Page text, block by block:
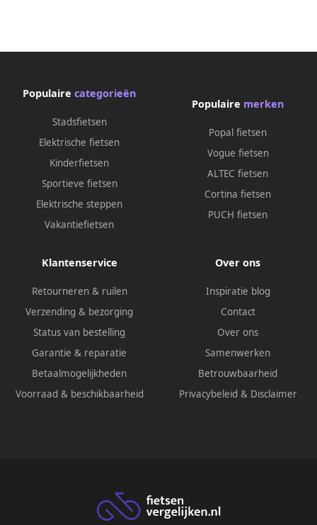
Populaire categorieën
Stadsfietsen
Elektrische fietsen
Kinderfietsen
Sportieve fietsen
Elektrische steppen
Vakantiefietsen
Populaire merken
Popal fietsen
Vogue fietsen
ALTEC fietsen
Cortina fietsen
PUCH fietsen
Klantenservice
Retourneren & ruilen
Verzending & bezorging
Status van bestelling
Garantie & reparatie
Betaalmogelijkheden
Voorraad & beschikbaarheid
Over ons
Inspiratie blog
Contact
Over ons
Samenwerken
Betrouwbaarheid
Privacybeleid & Disclaimer